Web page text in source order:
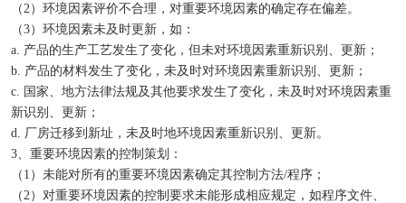
（2）环境因素评价不合理，对重要环境因素的确定存在偏差。
（3）环境因素未及时更新，如：
a. 产品的生产工艺发生了变化，但未对环境因素重新识别、更新；
b. 产品的材料发生了变化，未及时对环境因素重新识别、更新；
c. 国家、地方法律法规及其他要求发生了变化，未及时对环境因素重
新识别、更新；
d. 厂房迁移到新址，未及时地环境因素重新识别、更新。
3、重要环境因素的控制策划：
（1）未能对所有的重要环境因素确定其控制方法/程序；
（2）对重要环境因素的控制要求未能形成相应规定，如程序文件、